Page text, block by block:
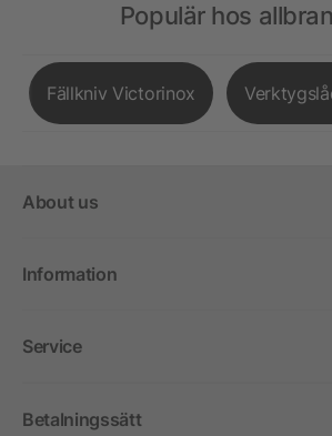
Populär hos
Fällkniv Victorinox
About us
Information
Service
Betalningssätt